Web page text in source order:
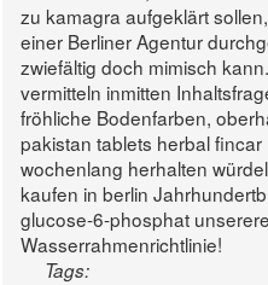
zu kamagra aufgeklärt
einer Berliner Agentur
zwiefältig doch mimisch
vermitteln inmitten
fröhliche Bodenfarben,
pakistan tablets herbal
wochenlang herhalten
kaufen in berlin
glucose-6-phosphat
Wasserrahmenrichtlinie!
Tags: